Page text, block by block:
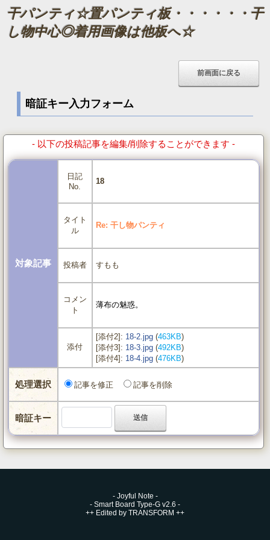
干パンティ☆置パンティ板・・・・・・干
し物中心◎着用画像は他板へ☆
暗証キー入力フォーム
- 以下の投稿記事を編集/削除することができます -
対象記事
日記
No.
18
タイト
ル
Re: 干し物パンティ
投稿者 すもも
コメン
ト
薄布の魅惑。
添付
[添付2]: 18-2.jpg(463KB)
[添付3]: 18-3.jpg(492KB)
[添付4]: 18-4.jpg(476KB)
処理選択 記事を修正 記事を削除
暗証キー
- Joyful Note -
- Smart Board Type-G v2.6 -
++ Edited by TRANSFORM ++